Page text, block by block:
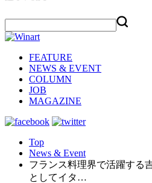
FEATURE
NEWS & EVENT
COLUMN
JOB
MAGAZINE
Top
News & Event
フランス料理界で活躍する
としてイタ…